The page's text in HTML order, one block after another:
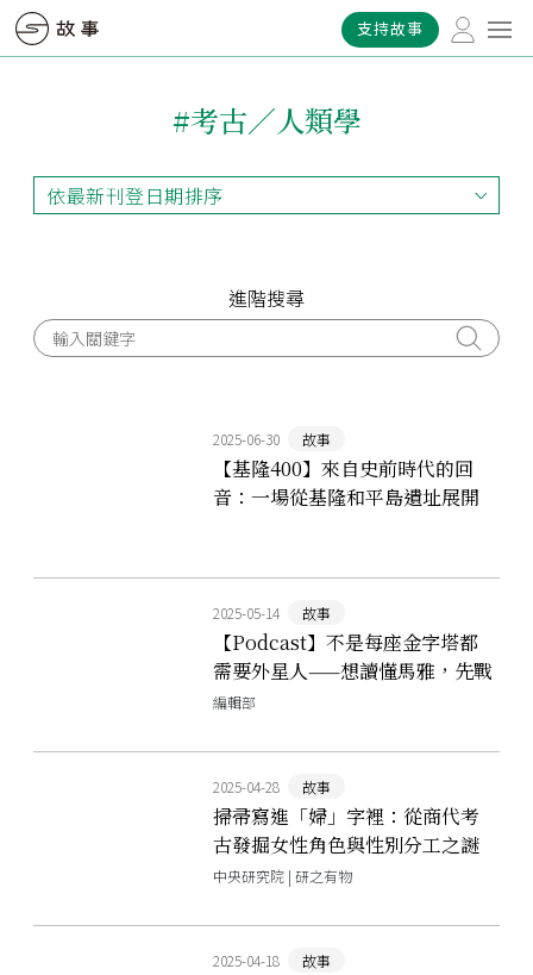
支持故事
#考古／人類學
依最新刊登日期排序
依最新刊登日期排序
進階搜尋
2025-06-30 故事
【基隆400】來自史前時代的回
音：一場從基隆和平島遺址展開
2025-05-14 故事
【Podcast】不是每座金字塔都
需要外星人——想讀懂馬雅，先戰
勝陰謀論和殖民者的迷思
編輯部
2025-04-28 故事
掃帚寫進「婦」字裡：從商代考
古發掘女性角色與性別分工之謎
中央研究院 | 研之有物
2025-04-18 故事